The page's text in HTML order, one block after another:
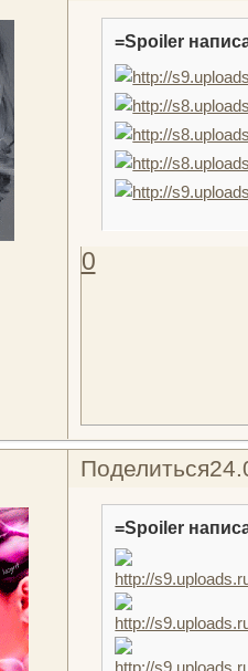
=Spoiler
0
Поделиться
=Spoiler